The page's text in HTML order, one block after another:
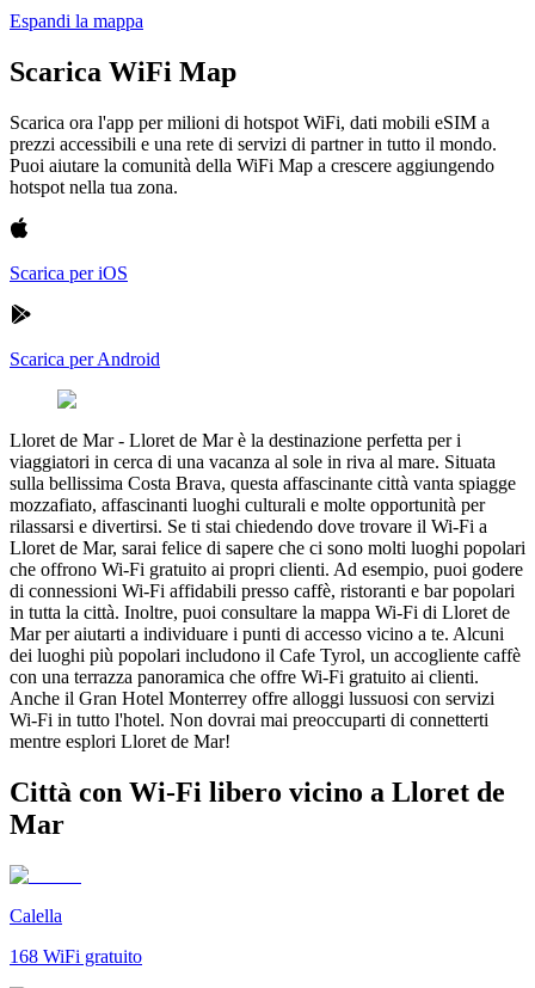
Espandi la mappa
Scarica WiFi Map
Scarica ora l'app per milioni di hotspot WiFi, dati mobili eSIM a
prezzi accessibili e una rete di servizi di partner in tutto il mondo.
Puoi aiutare la comunità della WiFi Map a crescere aggiungendo
hotspot nella tua zona.
Scarica per iOS
Scarica per Android
Lloret de Mar- Lloret de Mar è la destinazione perfetta per i
viaggiatori in cerca di una vacanza al sole in riva al mare. Situata
sulla bellissima Costa Brava, questa affascinante città vanta spiagge
mozzafiato, affascinanti luoghi culturali e molte opportunità per
rilassarsi e divertirsi. Se ti stai chiedendo dove trovare il Wi-Fi a
Lloret de Mar, sarai felice di sapere che ci sono molti luoghi popolari
che offrono Wi-Fi gratuito ai propri clienti. Ad esempio, puoi godere
di connessioni Wi-Fi affidabili presso caffè, ristoranti e bar popolari
in tutta la città. Inoltre, puoi consultare la mappa Wi-Fi di Lloret de
Mar per aiutarti a individuare i punti di accesso vicino a te. Alcuni
dei luoghi più popolari includono il Cafe Tyrol, un accogliente caffè
con una terrazza panoramica che offre Wi-Fi gratuito ai clienti.
Anche il Gran Hotel Monterrey offre alloggi lussuosi con servizi
Wi-Fi in tutto l'hotel. Non dovrai mai preoccuparti di connetterti
mentre esplori Lloret de Mar!
Città con Wi-Fi libero vicino a Lloret de
Mar
Calella
168 WiFi gratuito